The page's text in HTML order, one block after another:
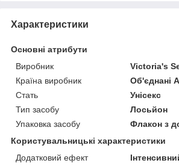
Характеристики
Основні атрибути
Виробник
Victoria's
Країна виробник
Об'єднані
Стать
Унісекс
Тип засобу
Лосьйон
Упаковка засобу
Флакон з
Користувальницькі характеристики
Додатковий ефект